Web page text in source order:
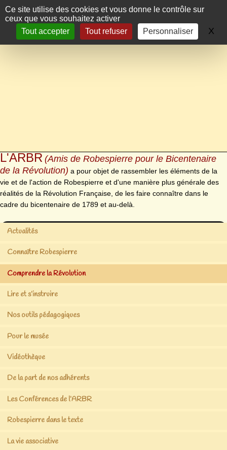
Panneau de gestion des cookies
Ce site utilise des cookies et vous donne le contrôle sur
ceux que vous souhaitez activer
Tout accepter
Tout refuser Personnaliser X
L'ARBR (Amis de Robespierre pour le Bicentenaire
de la Révolution) a pour objet de rassembler les éléments de la
vie et de l'action de Robespierre et d'une manière plus générale des
réalités de la Révolution Française, de les faire connaître dans le
cadre du bicentenaire de 1789 et au-delà.
Actualités
Connaître Robespierre
Comprendre la Révolution
Lire et s’instruire
Nos outils pédagogiques
Pour le musée
Vidéothèque
De la part de nos adhérents
Les Conférences de l’ARBR
Robespierre dans le texte
La vie associative